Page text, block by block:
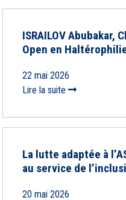
ISRAILOV Abubakar,
Open en
22 mai 2026
Lire la suite
La lutte adaptée à
au service de
20 mai 2026